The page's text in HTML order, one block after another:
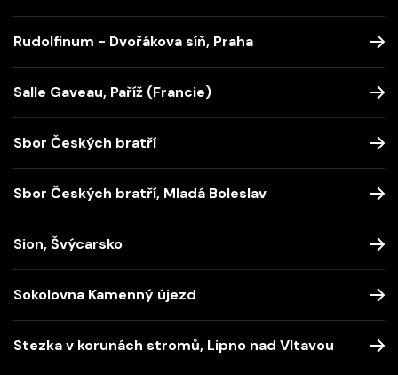
Rudolfinum - Dvořákova síň, Praha
Salle Gaveau, Paříž (Francie)
Sbor Českých bratří
Sbor Českých bratří, Mladá Boleslav
Sion, Švýcarsko
Sokolovna Kamenný újezd
Stezka v korunách stromů, Lipno nad Vltavou